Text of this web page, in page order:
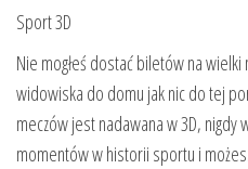
Sport 3D
Nie mogłeś dostać biletów na wielki
widowiska do domu jak nic do tej
meczów jest nadawana w 3D, nigdy
momentów w historii sportu i